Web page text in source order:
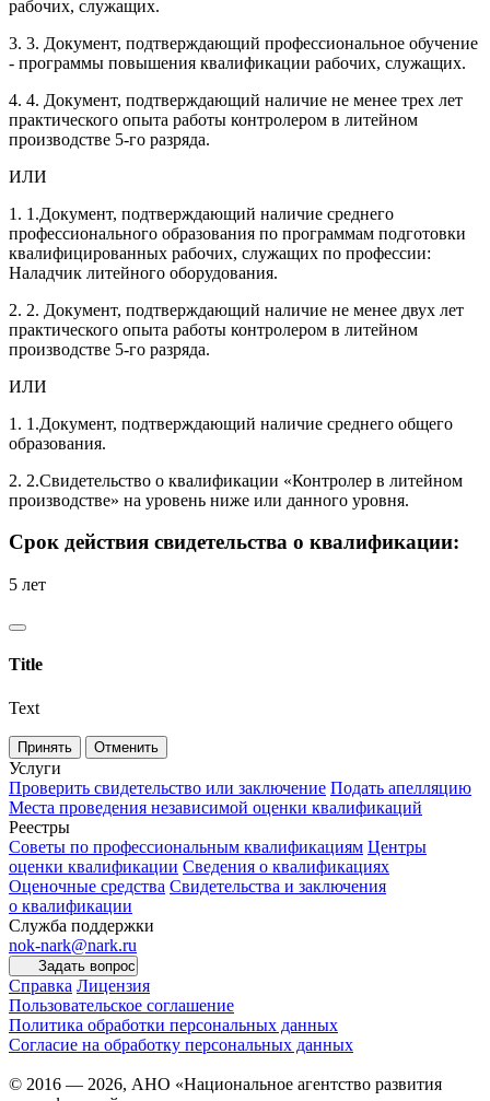
рабочих, служащих.
3. 3. Документ, подтверждающий профессиональное обучение
- программы повышения квалификации рабочих, служащих.
4. 4. Документ, подтверждающий наличие не менее трех лет
практического опыта работы контролером в литейном
производстве 5-го разряда.
ИЛИ
1. 1.Документ, подтверждающий наличие среднего
профессионального образования по программам подготовки
квалифицированных рабочих, служащих по профессии:
Наладчик литейного оборудования.
2. 2. Документ, подтверждающий наличие не менее двух лет
практического опыта работы контролером в литейном
производстве 5-го разряда.
ИЛИ
1. 1.Документ, подтверждающий наличие среднего общего
образования.
2. 2.Свидетельство о квалификации «Контролер в литейном
производстве» на уровень ниже или данного уровня.
Срок действия свидетельства о квалификации:
5 лет
Title
Text
Принять Отменить
Услуги
Проверить свидетельство или заключение Подать апелляцию
Места проведения независимой оценки квалификаций
Реестры
Советы по профессиональным квалификациям Центры
оценки квалификации Сведения о квалификациях
Оценочные средства Свидетельства и заключения
о квалификации
Служба поддержки
nok-nark@nark.ru
Задать вопрос
Справка Лицензия
Пользовательское соглашение
Политика обработки персональных данных
Согласие на обработку персональных данных
© 2016 — 2026, АНО «Национальное агентство развития